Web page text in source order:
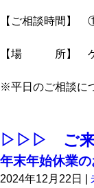
【ご相談時間
【場 所】 ケリ
※平日のご相談に
▷▷▷ ご来
年末年始休業
2024年12月22日